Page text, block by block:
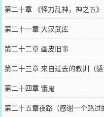
第二十章 《怪力乱神，神之五》
第二十一章 大汉武库
第二十二章 画皮旧事
第二十三章 来自过去的教训（
第二十四章 饿鬼
第二十五章夜路（感谢一个路过